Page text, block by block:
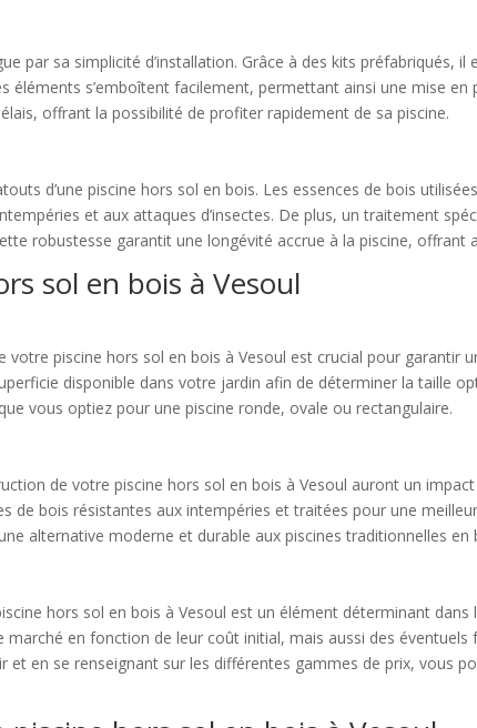
par sa simplicité d’installation. Grâce à des kits préfabriqués,
éléments s’emboîtent facilement, permettant ainsi une mise
offrant la possibilité de profiter rapidement de sa piscine.
d’une piscine hors sol en bois. Les essences de bois
et aux attaques d’insectes. De plus, un traitement
robustesse garantit une longévité accrue à la piscine,
sol en bois à Vesoul
votre piscine hors sol en bois à Vesoul est crucial pour garantir
disponible dans votre jardin afin de déterminer la taille
vous optiez pour une piscine ronde, ovale ou rectangulaire.
de votre piscine hors sol en bois à Vesoul auront un
de bois résistantes aux intempéries et traitées pour une
alternative moderne et durable aux piscines traditionnelles en
hors sol en bois à Vesoul est un élément déterminant
en fonction de leur coût initial, mais aussi des éventuels
et en se renseignant sur les différentes gammes de prix, vous